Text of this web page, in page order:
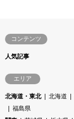
コンテンツ
人気記事
エリア
北海道・東北 北海道
福島県